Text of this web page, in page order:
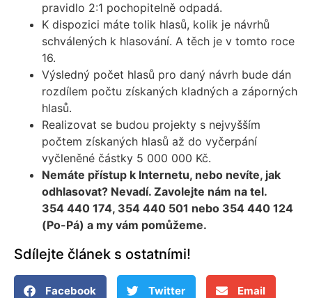
pravidlo 2:1 pochopitelně odpadá.
K dispozici máte tolik hlasů, kolik je návrhů
schválených k hlasování. A těch je v tomto roce
16.
Výsledný počet hlasů pro daný návrh bude dán
rozdílem počtu získaných kladných a záporných
hlasů.
Realizovat se budou projekty s nejvyšším
počtem získaných hlasů až do vyčerpání
vyčleněné částky 5 000 000 Kč.
Nemáte přístup k Internetu, nebo nevíte, jak
odhlasovat? Nevadí. Zavolejte nám na tel.
354 440 174, 354 440 501 nebo 354 440 124
(Po-Pá) a my vám pomůžeme.
Sdílejte článek s ostatními!
Facebook Twitter Email